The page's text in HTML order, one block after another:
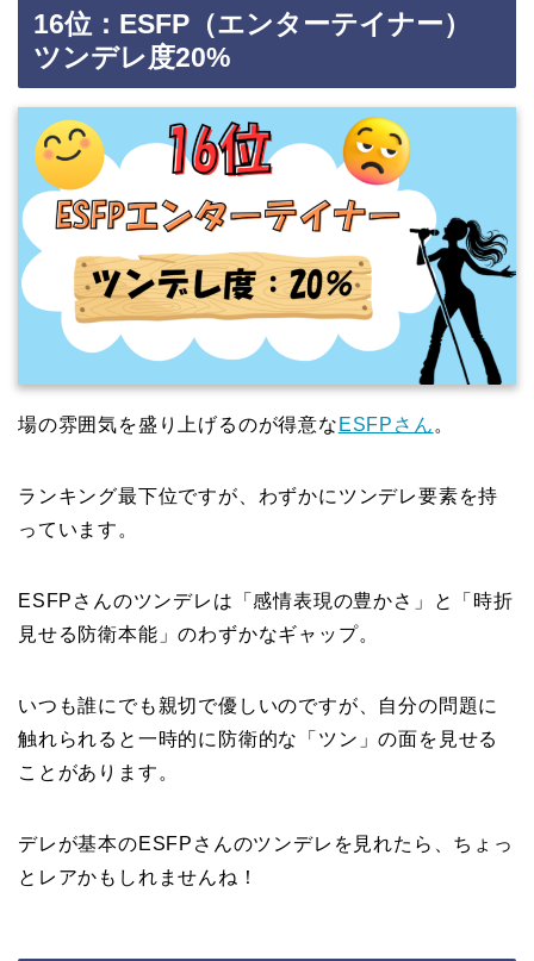
16位：ESFP（エンターテイナー）
ツンデレ度20%
場の雰囲気を盛り上げるのが得意な ESFPさん 。
ランキング最下位ですが、わずかにツンデレ要素を持
っています。
ESFPさんのツンデレは「感情表現の豊かさ」と「時折
見せる防衛本能」のわずかなギャップ。
いつも誰にでも親切で優しいのですが、自分の問題に
触れられると一時的に防衛的な「ツン」の面を見せる
ことがあります。
デレが基本のESFPさんのツンデレを見れたら、ちょっ
とレアかもしれませんね！